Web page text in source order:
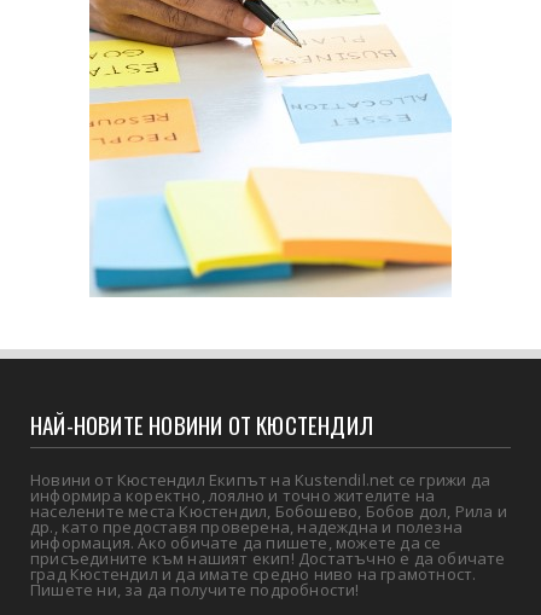
НАЙ-НОВИТЕ НОВИНИ ОТ КЮСТЕНДИЛ
Новини от Кюстендил Екипът на Kustendil.net се грижи да
информира коректно, лоялно и точно жителите на
населените места Кюстендил, Бобошево, Бобов дол, Рила и
др., като предоставя проверена, надеждна и полезна
информация. Ако обичате да пишете, можете да се
присъедините към нашият екип! Достатъчно е да обичате
град Кюстендил и да имате средно ниво на грамотност.
Пишете ни, за да получите подробности!